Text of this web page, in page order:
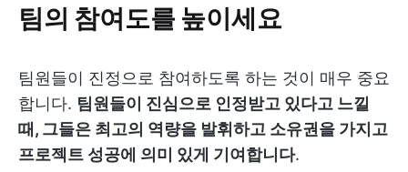
팀의 참여도를 높이세요
팀원들이 진정으로 참여하도록 하는 것이 매우 중요
합니다. 팀원들이 진심으로 인정받고 있다고 느낄
때, 그들은 최고의 역량을 발휘하고 소유권을 가지고
프로젝트 성공에 의미 있게 기여합니다.